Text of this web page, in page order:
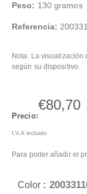
Peso: 130 gramos
Referencia:
Nota: La visualización
según su dispositivo.
Precio:
€80,70
I.V.A incluido
Para poder añadir el
Color :